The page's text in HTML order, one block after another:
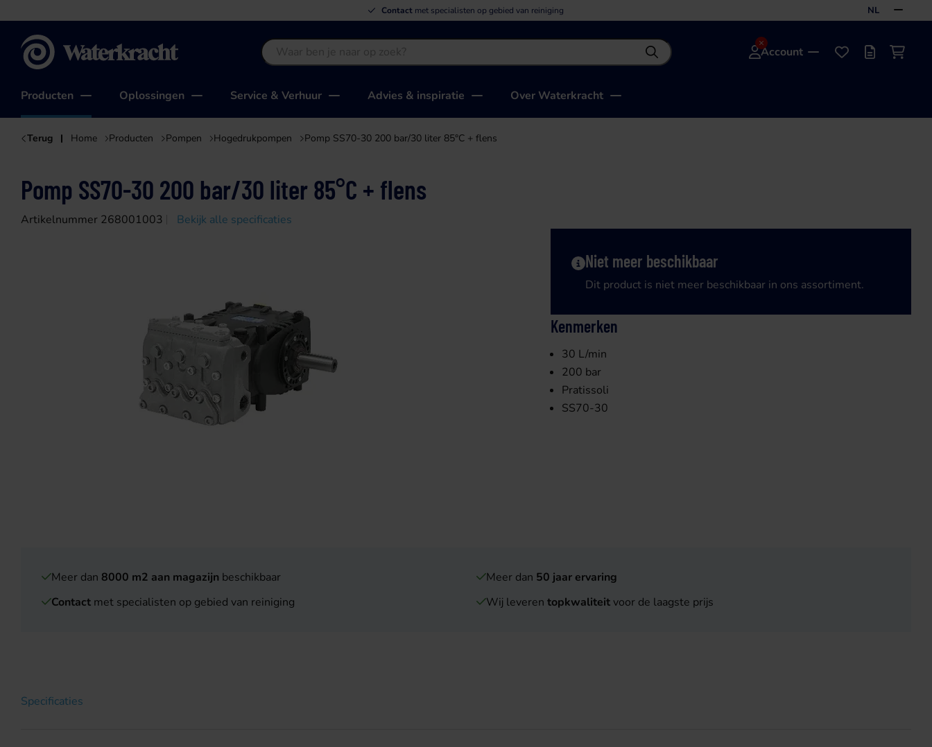
Contact met specialisten op gebied van reiniging NL
Zoeken Account
Favorieten
Offertelijst
Producten Oplossingen Service & Verhuur Advies & inspiratie Over Waterkracht
Terug Home Producten Pompen Hogedrukpompen Pomp SS70-30 200 bar/30 liter 85°C + flens
Pomp SS70-30 200 bar/30 liter 85°C + flens
Artikelnummer 268001003 Bekijk alle specificaties
Niet meer beschikbaar
Dit product is niet meer beschikbaar in ons assortiment.
Kenmerken
30 L/min
200 bar
Pratissoli
SS70-30
Meer dan 8000 m2 aan magazijn beschikbaar Meer dan 50 jaar ervaring
Contact met specialisten op gebied van reiniging Wij leveren topkwaliteit voor de laagste prijs
Specificaties